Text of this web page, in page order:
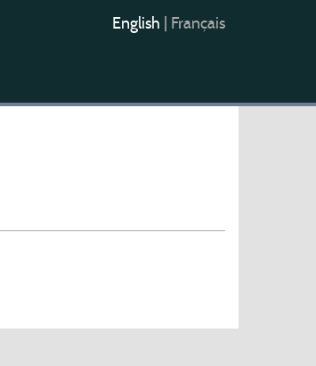
English Français